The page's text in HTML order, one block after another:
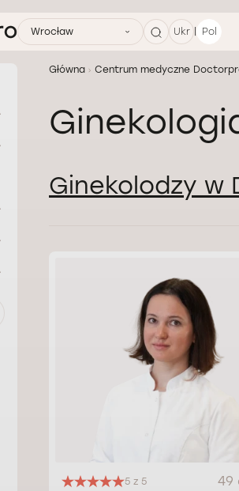
Wrocław Ukr | Pol
Główna Centrum medyczne
Ginekolodzy w
5 z 5 49